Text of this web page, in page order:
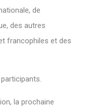
de
des autres
francophiles et des
la prochaine